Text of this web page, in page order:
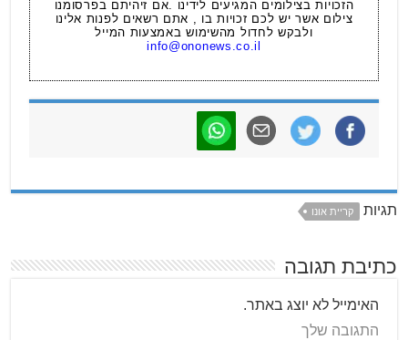
הזכויות בצילומים המגיעים לידינו .אם זיהיתם בפרסומנו
צילום אשר יש לכם זכויות בו , אתם רשאים לפנות אלינו
ולבקש לחדול מהשימוש באמצעות המייל
info@ononews.co.il
תגיות קריית אונו
כתיבת תגובה
האימייל לא יוצג באתר.
התגובה שלך